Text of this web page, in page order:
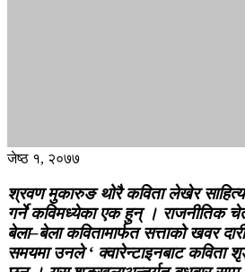
जेष्ठ १, २०७७
श्रवण मुकारुङ थोरै कविता लेखेर
गर्ने कविमध्येका एक हुन् । राजनीतिक
बेला–बेला कवितामार्फत सत्ताको खवर
समयमा उनले ‘ क्वारेन्टाइनबाट कविता